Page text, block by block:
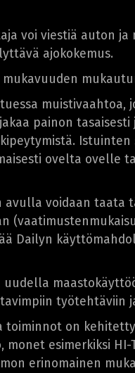
voi viestiä auton ja
ajokokemus.
muistivaahtoa,
painon
ovelta ovelle
avulla voidaan taata
uudella
työtehtäviin
toiminnot on
esimerkiksi HI-
erinomainen